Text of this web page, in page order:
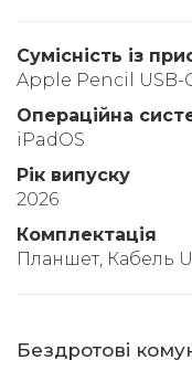
Сумісність із
Apple Pencil USB-
Операційна
iPadOS
Рік випуску
2026
Комплектація
Планшет, Кабель
Бездротові